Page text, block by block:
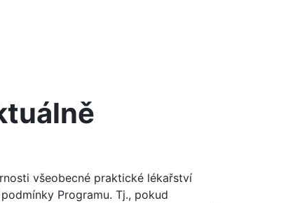
všeobecné praktické lékařství
Programu. Tj., pokud